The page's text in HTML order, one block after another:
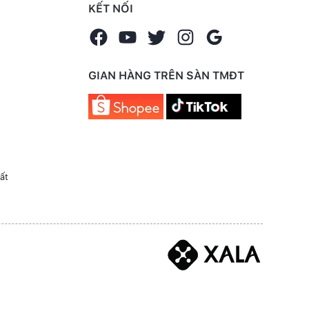
KẾT NỐI
GIAN HÀNG TRÊN SÀN TMĐT